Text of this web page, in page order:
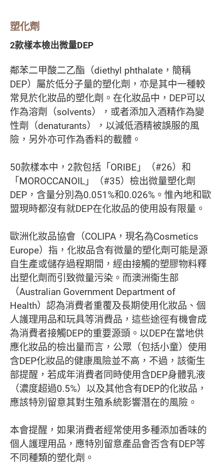
塑化劑
2款樣本檢出微量DEP
鄰苯二甲酸二乙酯（diethyl phthalate，簡稱
DEP）屬於低分子量的塑化劑，亦是其中一種較
常見於化妝品的塑化劑。在化妝品中，DEP可以
作為溶劑（solvents），或者添加入酒精作為變
性劑（denaturants），以減低酒精被誤服的風
險，另外亦可作為香料的載體。
50款樣本中，2款包括「ORIBE」（#26）和
「MOROCCANOIL」（#35）檢出微量塑化劑
DEP，含量分別為0.051%和0.026%。惟內地和歐
盟現時都沒有就DEP在化妝品的使用設有限量。
歐洲化妝品協會（COLIPA，現名為Cosmetics
Europe）指，化妝品含有微量的塑化劑可能是源
自生產或儲存過程期間，經由接觸的塑膠物料釋
出塑化劑而引致微量污染。而澳洲衞生部
（Australian Government Department of
Health）認為消費者重覆及長期使用化妝品、個
人護理用品和玩具等消費品，這些途徑有機會成
為消費者接觸DEP的重要源頭。以DEP在當地供
應化妝品的檢出量而言，公眾（包括小童）使用
含DEP化妝品的健康風險並不高，不過，該衞生
部提醒，若成年消費者同時使用含DEP身體乳液
（濃度超過0.5%）以及其他含有DEP的化妝品，
應該特別留意其對生殖系統影響潛在的風險。
本會提醒，如果消費者經常使用多種添加香味的
個人護理用品，應特別留意產品會否含有DEP等
不同種類的塑化劑。